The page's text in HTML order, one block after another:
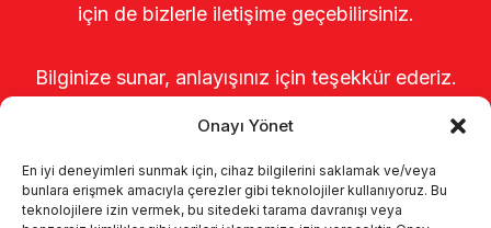
Onayı Yönet
En iyi deneyimleri sunmak için, cihaz bilgilerini saklamak ve/veya
bunlara erişmek amacıyla çerezler gibi teknolojiler kullanıyoruz. Bu
teknolojilere izin vermek, bu sitedeki tarama davranışı veya
için de bizlerle iletişime geçebilirsiniz.
Bilginize sunar, anlayışınız için teşekkür ederiz.